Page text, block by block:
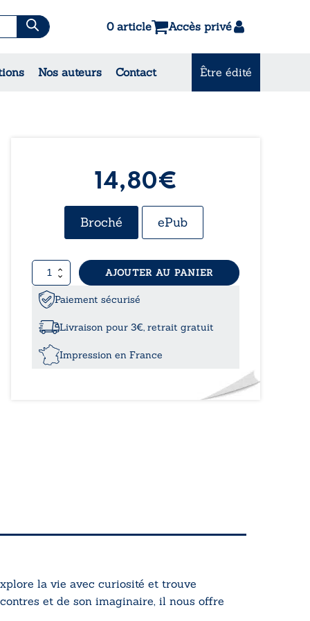
0 article Accès privé
Nos auteurs Contact Être édité
14,80€
Broché ePub
quantité
de
Les
aveugles
pleurent
les
autres
AJOUTER AU PANIER
Paiement sécurisé
Livraison pour 3€, retrait gratuit
Impression en France
la vie avec curiosité et trouve
et de son imaginaire, il nous offre